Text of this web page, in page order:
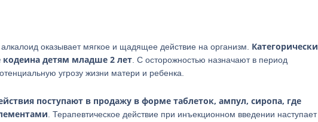
оказывает мягкое и щадящее действие на организм. Категорически
кодеина детям младше 2 лет . С осторожностью назначают в период
угрозу жизни матери и ребенка.
поступают в продажу в форме таблеток, ампул, сиропа, где
. Терапевтическое действие при инъекционном введении наступает